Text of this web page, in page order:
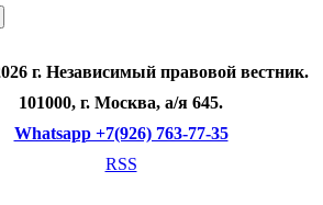
г. Независимый правовой вестник.
101000, г. Москва, а/я 645.
Whatsapp +7(926) 763-77-35
RSS